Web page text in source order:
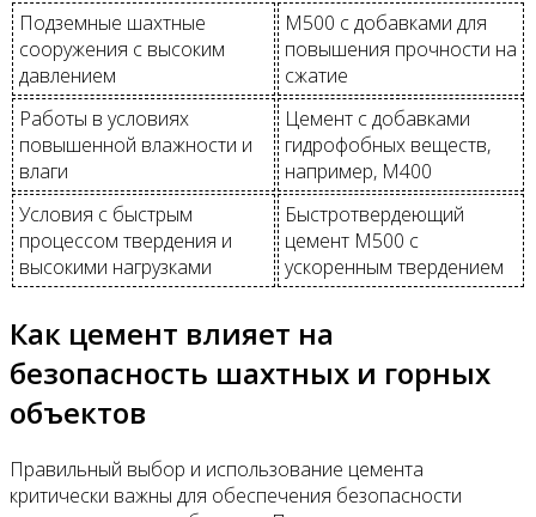
Подземные шахтные
сооружения с высоким
давлением
М500 с добавками для
повышения прочности на
сжатие
Работы в условиях
повышенной влажности и
влаги
Цемент с добавками
гидрофобных веществ,
например, М400
Условия с быстрым
процессом твердения и
высокими нагрузками
Быстротвердеющий
цемент М500 с
ускоренным твердением
Как цемент влияет на
безопасность шахтных и горных
объектов
Правильный выбор и использование цемента
критически важны для обеспечения безопасности